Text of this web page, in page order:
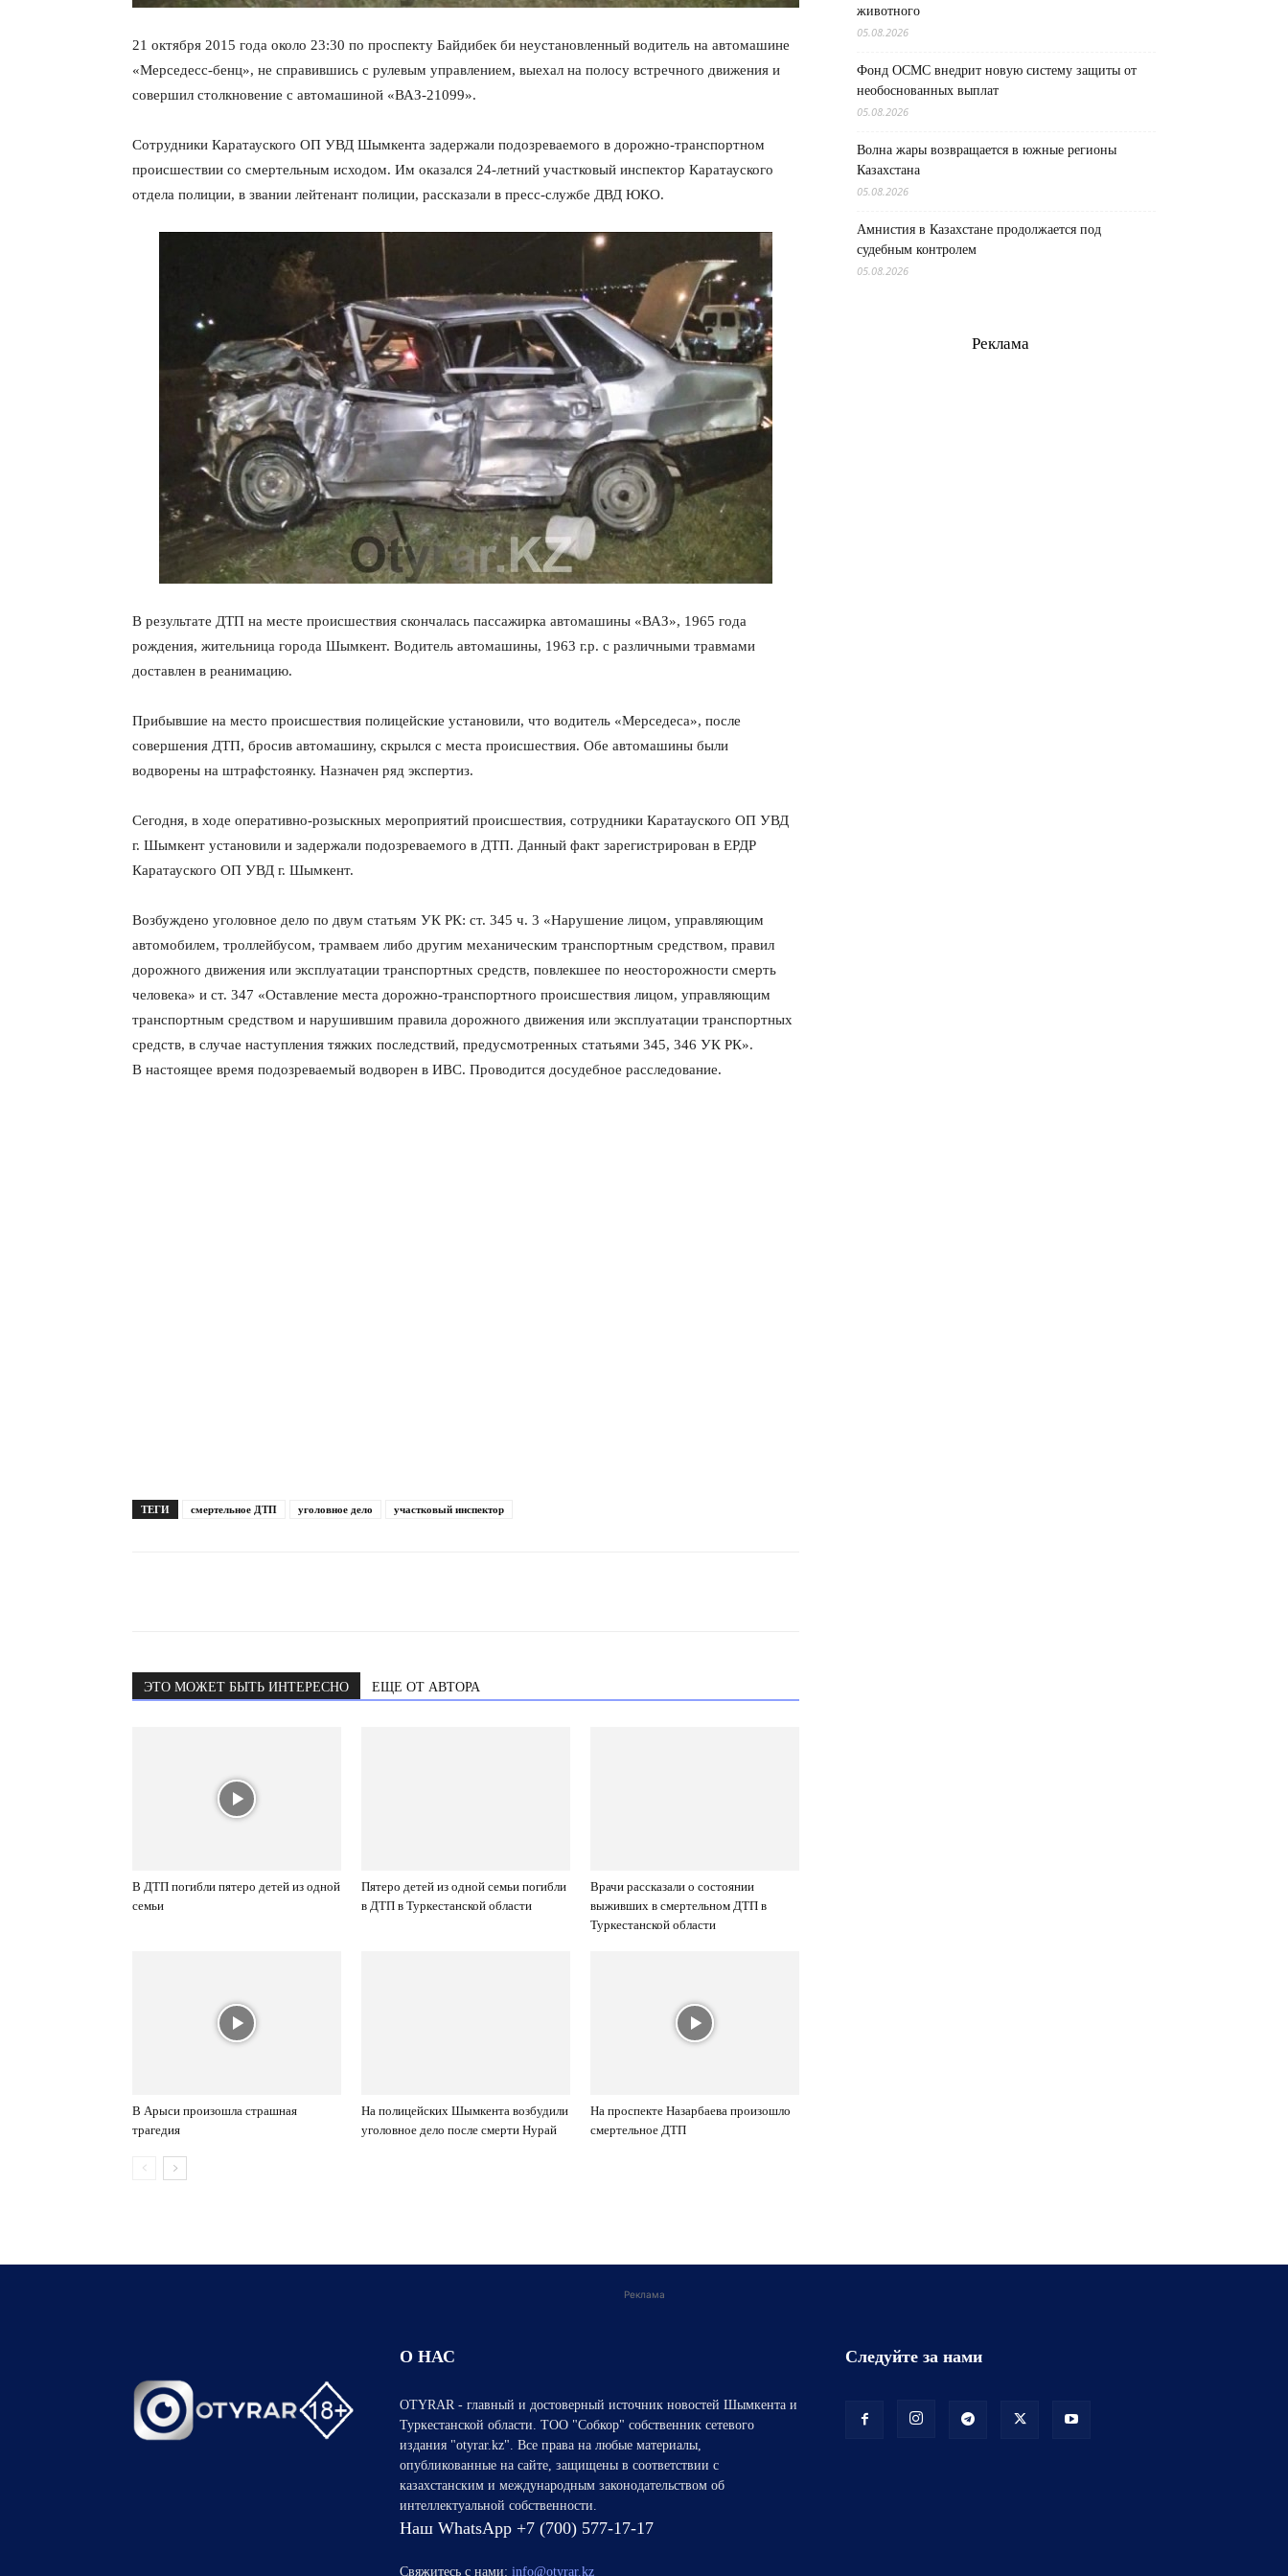
21 октября 2015 года около 23:30 по проспекту Байдибек би неустановленный водитель на автомашине
«Мерседесс-бенц», не справившись с рулевым управлением, выехал на полосу встречного движения и
совершил столкновение с автомашиной «ВАЗ-21099».
Сотрудники Каратауского ОП УВД Шымкента задержали подозреваемого в дорожно-транспортном
происшествии со смертельным исходом. Им оказался 24-летний участковый инспектор Каратауского
отдела полиции, в звании лейтенант полиции, рассказали в пресс-службе ДВД ЮКО.
В результате ДТП на месте происшествия скончалась пассажирка автомашины «ВАЗ», 1965 года
рождения, жительница города Шымкент. Водитель автомашины, 1963 г.р. с различными травмами
доставлен в реанимацию.
Прибывшие на место происшествия полицейские установили, что водитель «Мерседеса», после
совершения ДТП, бросив автомашину, скрылся с места происшествия. Обе автомашины были
водворены на штрафстоянку. Назначен ряд экспертиз.
Сегодня, в ходе оперативно-розыскных мероприятий происшествия, сотрудники Каратауского ОП УВД
г. Шымкент установили и задержали подозреваемого в ДТП. Данный факт зарегистрирован в ЕРДР
Каратауского ОП УВД г. Шымкент.
Возбуждено уголовное дело по двум статьям УК РК: ст. 345 ч. 3 «Нарушение лицом, управляющим
автомобилем, троллейбусом, трамваем либо другим механическим транспортным средством, правил
дорожного движения или эксплуатации транспортных средств, повлекшее по неосторожности смерть
человека» и ст. 347 «Оставление места дорожно-транспортного происшествия лицом, управляющим
транспортным средством и нарушившим правила дорожного движения или эксплуатации транспортных
средств, в случае наступления тяжких последствий, предусмотренных статьями 345, 346 УК РК».
В настоящее время подозреваемый водворен в ИВС. Проводится досудебное расследование.
ТЕГИ смертельное ДТП уголовное дело участковый инспектор
ЭТО МОЖЕТ БЫТЬ ИНТЕРЕСНО ЕЩЕ ОТ АВТОРА
В ДТП погибли пятеро детей из одной
семьи
Пятеро детей из одной семьи погибли
в ДТП в Туркестанской области
Врачи рассказали о состоянии
выживших в смертельном ДТП в
Туркестанской области
В Арыси произошла страшная
трагедия
На полицейских Шымкента возбудили
уголовное дело после смерти Нурай
На проспекте Назарбаева произошло
смертельное ДТП
животного
05.08.2026
Фонд ОСМС внедрит новую систему защиты от
необоснованных выплат
05.08.2026
Волна жары возвращается в южные регионы
Казахстана
05.08.2026
Амнистия в Казахстане продолжается под
судебным контролем
05.08.2026
Реклама
Реклама
О НАС
OTYRAR - главный и достоверный источник новостей Шымкента и
Туркестанской области. ТОО "Собкор" собственник сетевого
издания "otyrar.kz". Все права на любые материалы,
опубликованные на сайте, защищены в соответствии с
казахстанским и международным законодательством об
интеллектуальной собственности.
Наш WhatsApp +7 (700) 577-17-17
Свяжитесь с нами: info@otyrar.kz
Следуйте за нами